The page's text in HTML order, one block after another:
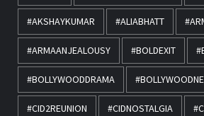
#AKSHAYKUMAR #ALIABHATT
#ARMAANJEALOUSY #BOLDEXIT
#BOLLYWOODDRAMA
#CID2REUNION #CIDNOSTALGIA